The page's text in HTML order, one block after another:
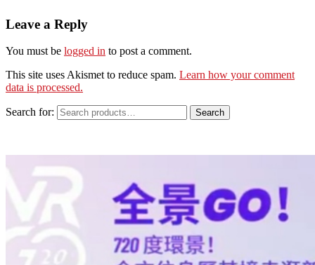
Leave a Reply
You must be logged in to post a comment.
This site uses Akismet to reduce spam. Learn how your comment
data is processed.
Search for: Search